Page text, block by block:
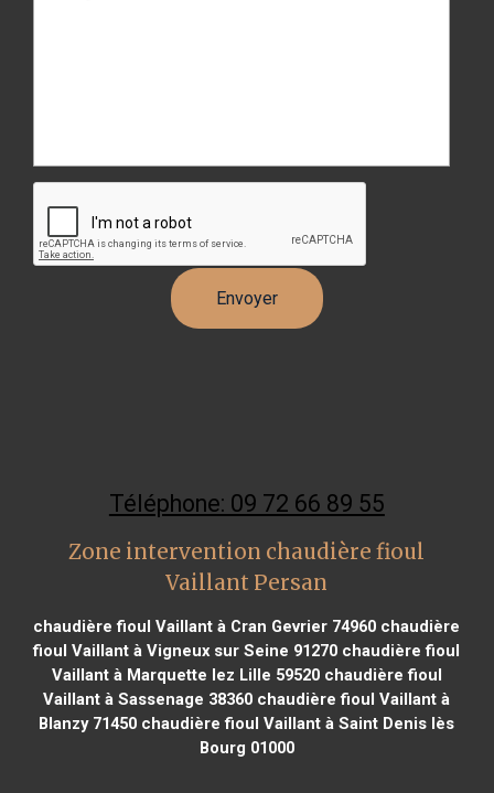
Téléphone: 09 72 66 89 55
Zone intervention chaudière fioul
Vaillant Persan
chaudière fioul Vaillant à Cran Gevrier 74960 chaudière
fioul Vaillant à Vigneux sur Seine 91270 chaudière fioul
Vaillant à Marquette lez Lille 59520chaudière fioul
Vaillant à Sassenage 38360 chaudière fioul Vaillant à
Blanzy 71450 chaudière fioul Vaillant à Saint Denis lès
Bourg 01000